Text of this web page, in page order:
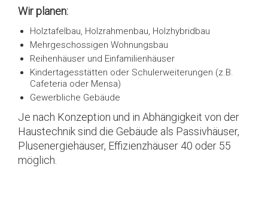
Wir planen:
Holztafelbau, Holzrahmenbau, Holzhybridbau
Mehrgeschossigen Wohnungsbau
Reihenhäuser und Einfamilienhäuser
Kindertagesstätten oder Schulerweiterungen (z.B.
Cafeteria oder Mensa)
Gewerbliche Gebäude
Je nach Konzeption und in Abhängigkeit von der
Haustechnik sind die Gebäude als Passivhäuser,
Plusenergiehäuser, Effizienzhäuser 40 oder 55
möglich.